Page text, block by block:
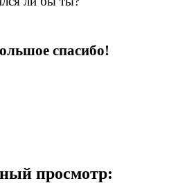
спасибо!
просмотр: